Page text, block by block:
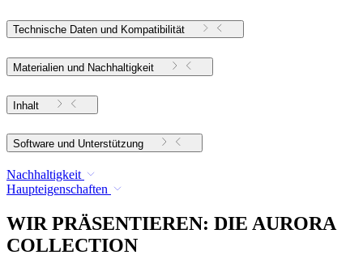
Technische Daten und Kompatibilität
Materialien und Nachhaltigkeit
Inhalt
Software und Unterstützung
Nachhaltigkeit
Haupteigenschaften
WIR PRÄSENTIEREN: DIE AURORA
COLLECTION